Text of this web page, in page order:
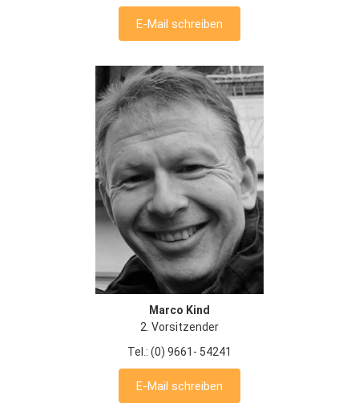
E-Mail schreiben
Marco Kind
2. Vorsitzender
Tel.: (0) 9661- 54241
E-Mail schreiben